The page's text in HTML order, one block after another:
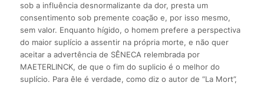
sob a influência desnormalizante da dor, presta um
consentimento sob premente coação e, por isso mesmo,
sem valor. Enquanto hígido, o homem prefere a perspectiva
do maior suplício a assentir na própria morte, e não quer
aceitar a advertência de SÊNECA relembrada por
MAETERLINCK, de que o fim do suplicio é o melhor do
suplício. Para êle é verdade, como diz o autor de “La Mort”,